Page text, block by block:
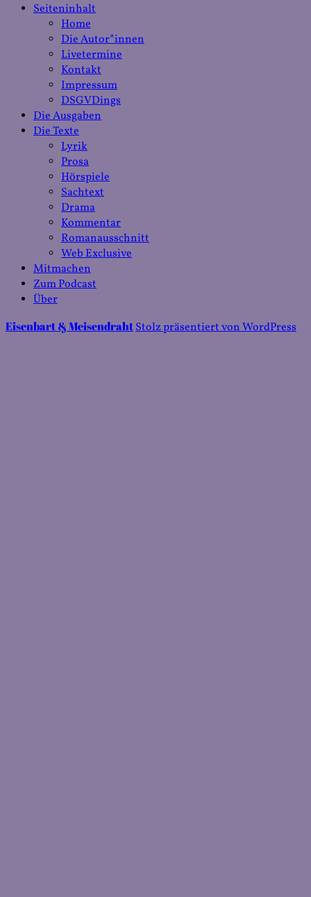
Seiteninhalt
Home
Die Autor*innen
Livetermine
Kontakt
Impressum
DSGVDings
Die Ausgaben
Die Texte
Lyrik
Prosa
Hörspiele
Sachtext
Drama
Kommentar
Romanausschnitt
Web Exclusive
Mitmachen
Zum Podcast
Über
Eisenbart & MeisendrahtStolz präsentiert von WordPress